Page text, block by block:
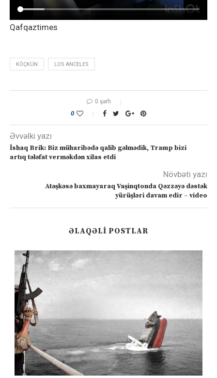
Qafqaztimes
KÖÇKÜN LOS ANCELES
0 şərh
0
Əvvəlki yazı
İshaq Brik: Biz müharibədə qalib gəlmədik, Tramp bizi
artıq tələfat verməkdən xilas etdi
Növbəti yazı
Atəşkəsə baxmayaraq Vaşinqtonda Qəzzəyə dəstək
yürüşləri davam edir – video
ƏLAQƏLI POSTLAR